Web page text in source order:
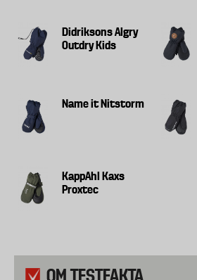
Didriksons Algry
Outdry Kids
Name it Nitstorm
KappAhl Kaxs
Proxtec
OM TESTFAKTA